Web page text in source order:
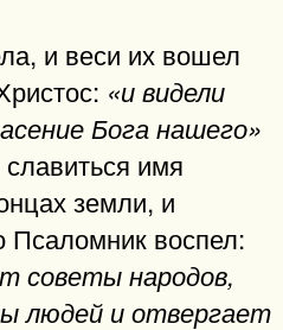
и веси их вошел
«и видели
Бога нашего»
имя
земли, и
Псаломник воспел:
советы народов,
людей и отвергает